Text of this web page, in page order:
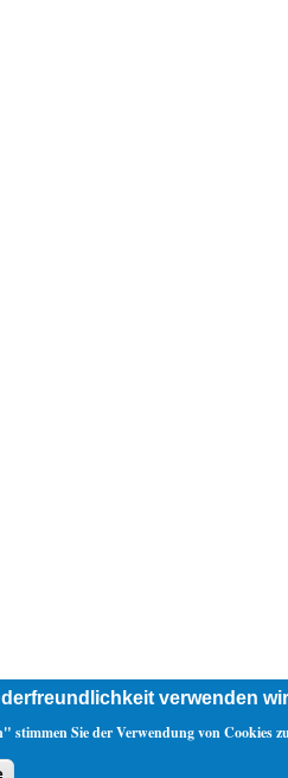
verwenden
Sie der Verwendung von Cookies